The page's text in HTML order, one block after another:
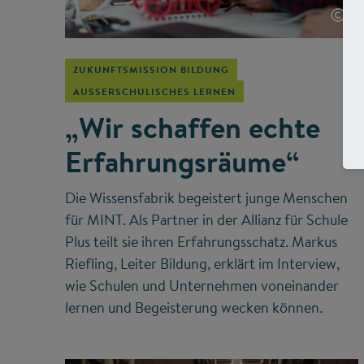
©
ZUKUNFTSMISSION BILDUNG
AUSSERSCHULISCHES LERNEN
„Wir schaffen echte
Erfahrungsräume“
Die Wissensfabrik begeistert junge Menschen
für MINT. Als Partner in der Allianz für Schule
Plus teilt sie ihren Erfahrungsschatz. Markus
Riefling, Leiter Bildung, erklärt im Interview,
wie Schulen und Unternehmen voneinander
lernen und Begeisterung wecken können.